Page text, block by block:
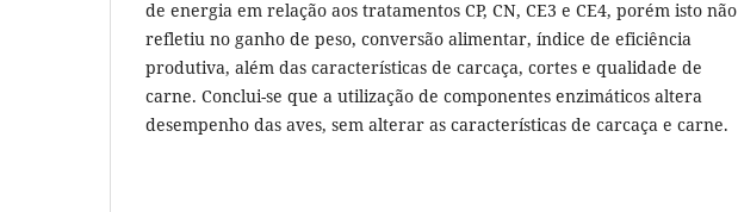
de energia em relação aos tratamentos CP, CN, CE3 e CE4, porém isto não
refletiu no ganho de peso, conversão alimentar, índice de eficiência
produtiva, além das características de carcaça, cortes e qualidade de
carne. Conclui-se que a utilização de componentes enzimáticos altera
desempenho das aves, sem alterar as características de carcaça e carne.